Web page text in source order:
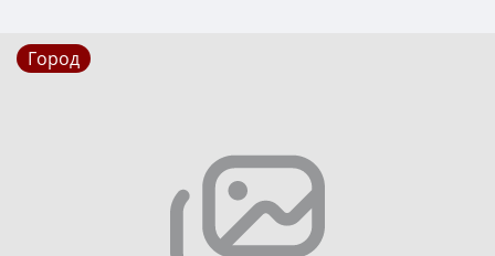
Город